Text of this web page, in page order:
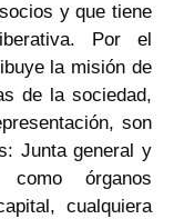
y que tiene
Por el
la misión de
de la sociedad,
son
Junta general y
como órganos
cualquiera